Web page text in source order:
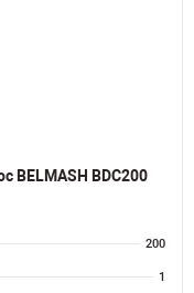
BELMASH BDC200
200
1